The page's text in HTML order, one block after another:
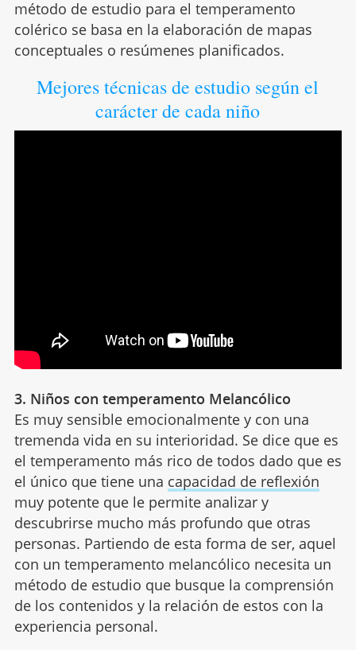
método de estudio para el temperamento
colérico se basa en la elaboración de mapas
conceptuales o resúmenes planificados.
Mejores técnicas de estudio según el
carácter de cada niño
3. Niños con temperamento Melancólico
Es muy sensible emocionalmente y con una
tremenda vida en su interioridad. Se dice que es
el temperamento más rico de todos dado que es
el único que tiene una capacidad de reflexión
muy potente que le permite analizar y
descubrirse mucho más profundo que otras
personas. Partiendo de esta forma de ser, aquel
con un temperamento melancólico necesita un
método de estudio que busque la comprensión
de los contenidos y la relación de estos con la
experiencia personal.